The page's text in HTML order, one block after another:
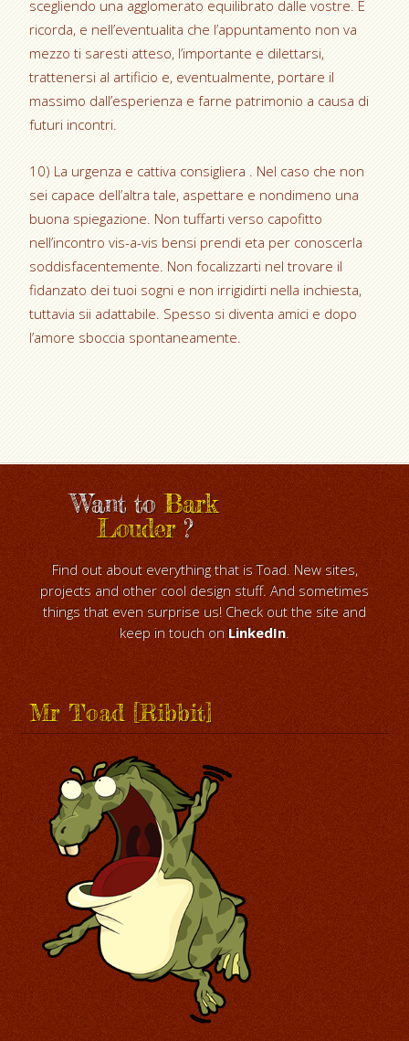
scegliendo una agglomerato equilibrato dalle vostre. E
ricorda, e nell’eventualita che l’appuntamento non va
mezzo ti saresti atteso, l’importante e dilettarsi,
trattenersi al artificio e, eventualmente, portare il
massimo dall’esperienza e farne patrimonio a causa di
futuri incontri.
10) La urgenza e cattiva consigliera . Nel caso che non
sei capace dell’altra tale, aspettare e nondimeno una
buona spiegazione. Non tuffarti verso capofitto
nell’incontro vis-a-vis bensi prendi eta per conoscerla
soddisfacentemente. Non focalizzarti nel trovare il
fidanzato dei tuoi sogni e non irrigidirti nella inchiesta,
tuttavia sii adattabile. Spesso si diventa amici e dopo
l’amore sboccia spontaneamente.
Want toBark
Louder?
Find out about everything that is Toad. New sites,
projects and other cool design stuff. And sometimes
things that even surprise us! Check out the site and
keep in touch on LinkedIn.
Mr Toad [Ribbit]